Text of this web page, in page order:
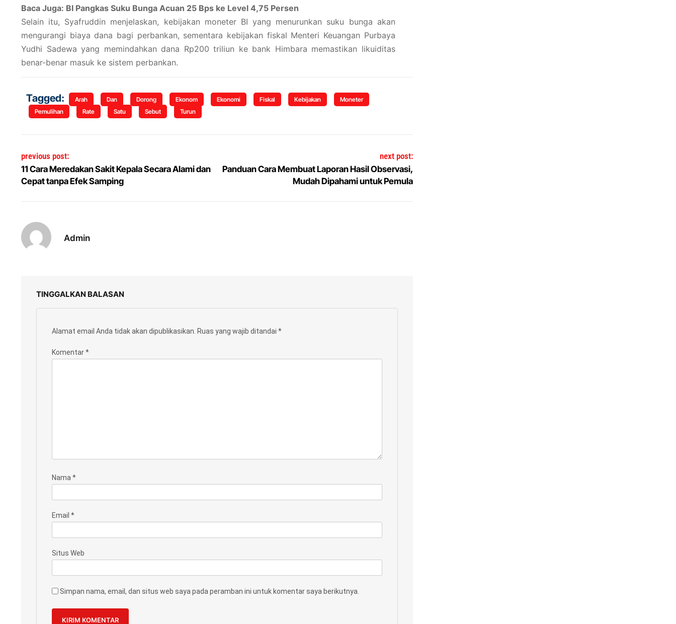
Baca Juga: BI Pangkas Suku Bunga Acuan 25 Bps ke Level 4,75 Persen
Selain itu, Syafruddin menjelaskan, kebijakan moneter BI yang menurunkan suku bunga akan
mengurangi biaya dana bagi perbankan, sementara kebijakan fiskal Menteri Keuangan Purbaya
Yudhi Sadewa yang memindahkan dana Rp200 triliun ke bank Himbara memastikan likuiditas
benar-benar masuk ke sistem perbankan.
Tagged: Arah Dan Dorong Ekonom Ekonomi Fiskal Kebijakan
Moneter
Pemulihan
Rate Satu Sebut Turun
Navigasi pos
previous post:
11 Cara Meredakan Sakit Kepala Secara Alami dan
Cepat tanpa Efek Samping
next post:
Panduan Cara Membuat Laporan Hasil Observasi,
Mudah Dipahami untuk Pemula
Admin
TINGGALKAN BALASAN
Alamat email Anda tidak akan dipublikasikan. Ruas yang wajib ditandai *
Komentar*
Nama *
Email *
Situs Web
Simpan nama, email, dan situs web saya pada peramban ini untuk komentar saya berikutnya.